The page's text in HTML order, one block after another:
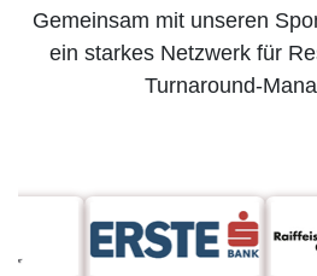
Gemeinsam mit unseren
ein starkes Netzwerk für
Turnaround-